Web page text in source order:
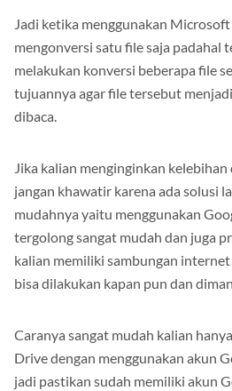
Jadi ketika menggunakan
mengonversi satu file saja padahal
melakukan konversi beberapa file
tujuannya agar file tersebut
dibaca.
Jika kalian menginginkan
jangan khawatir karena ada solusi
mudahnya yaitu menggunakan
tergolong sangat mudah dan juga
kalian memiliki sambungan
bisa dilakukan kapan pun dan
Caranya sangat mudah kalian
Drive dengan menggunakan akun
jadi pastikan sudah memiliki akun